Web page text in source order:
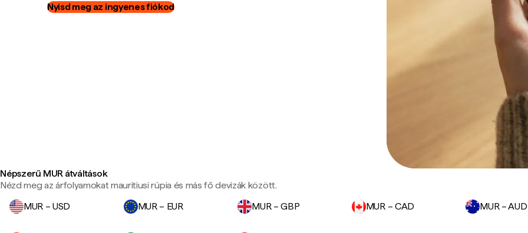
Nyisd meg az ingyenes fiókod
Népszerű MUR átváltások
Nézd meg az árfolyamokat mauritiusi rúpia és más fő devizák között.
MUR – USD
MUR – EUR MUR – GBP MUR – CAD MUR – AUD